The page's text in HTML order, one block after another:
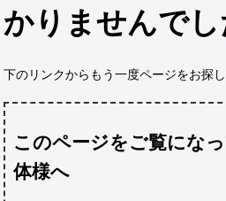
かりませんでし
下のリンクからもう一度ページをお探し
このページをご覧にな
体様へ